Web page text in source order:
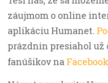
záujmom o online
aplikáciu Humanet.
prázdnin presiahol už
fanúšikov na